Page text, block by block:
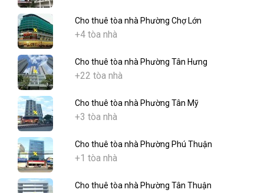
Cho thuê tòa nhà Phường Chợ Lớn
+4 tòa nhà
Cho thuê tòa nhà Phường Tân Hưng
+22 tòa nhà
Cho thuê tòa nhà Phường Tân Mỹ
+3 tòa nhà
Cho thuê tòa nhà Phường Phú Thuận
+1 tòa nhà
Cho thuê tòa nhà Phường Tân Thuận